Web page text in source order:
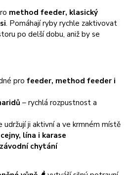
method feeder, klasický
. Pomáhají ryby rychle zaktivovat
po delší dobu, aniž by se
profeeder, method feeder i
– rychlá rozpustnost a
udržují ji aktivní a ve krmném místě
lína i karase
chytání